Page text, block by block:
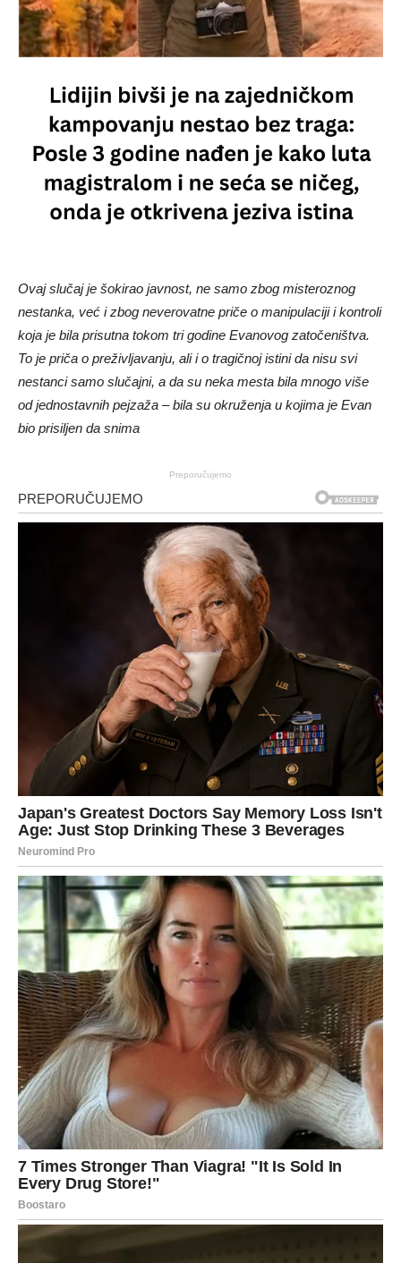
nestanka, već i zbog neverovatne priče o manipulaciji i kontroli
koja je bila prisutna tokom tri godine Evanovog zatočeništva.
To je priča o preživljavanju, ali i o tragičnoj istini da nisu svi
nestanci samo slučajni, a da su neka mesta bila mnogo više
od jednostavnih pejzaža – bila su okruženja u kojima je Evan
bio prisiljen da snima